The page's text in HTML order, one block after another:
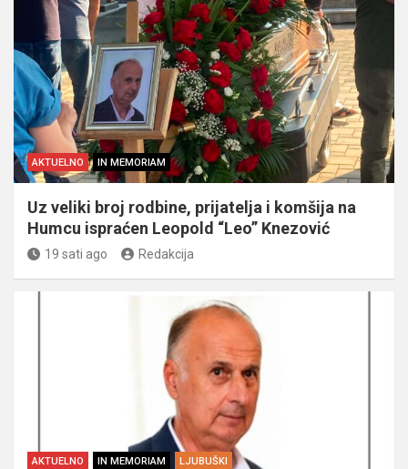
AKTUELNO IN MEMORIAM
Uz veliki broj rodbine, prijatelja i komšija na
Humcu ispraćen Leopold “Leo” Knezović
19 sati ago Redakcija
AKTUELNO IN MEMORIAM LJUBUŠKI